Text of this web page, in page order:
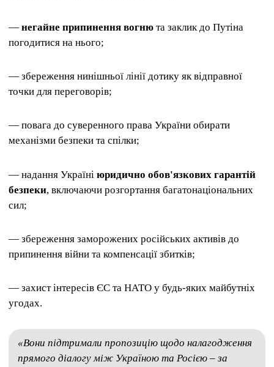
— негайне припинення вогню та заклик до Путіна
погодитися на нього;
— збереження нинішньої лінії дотику як відправної
точки для переговорів;
— повага до суверенного права України обирати
механізми безпеки та спілки;
— надання Україні юридично обов'язкових гарантій
безпеки, включаючи розгортання багатонаціональних
сил;
— збереження заморожених російських активів до
припинення війни та компенсації збитків;
— захист інтересів ЄС та НАТО у будь-яких майбутніх
угодах.
«Вони підтримали пропозицію щодо налагодження
прямого діалогу між Україною та Росією – за